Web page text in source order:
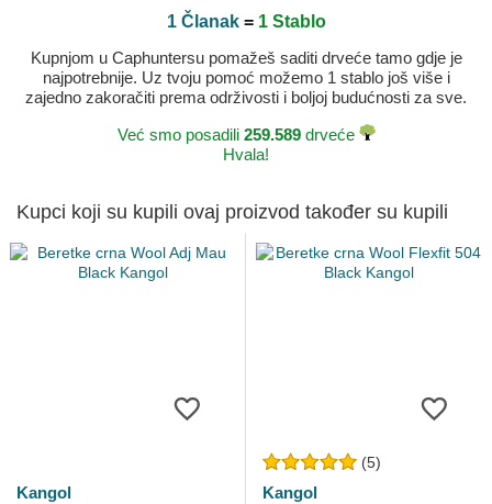
1 Članak= 1 Stablo
Kupnjom u Caphuntersu pomažeš saditi drveće tamo gdje je
najpotrebnije. Uz tvoju pomoć možemo 1 stablo još više i
zajedno zakoračiti prema održivosti i boljoj budućnosti za sve.
Već smo posadili 259.589drveće
Hvala!
Kupci koji su kupili ovaj proizvod također su kupili
Kangol
(5)
Kangol